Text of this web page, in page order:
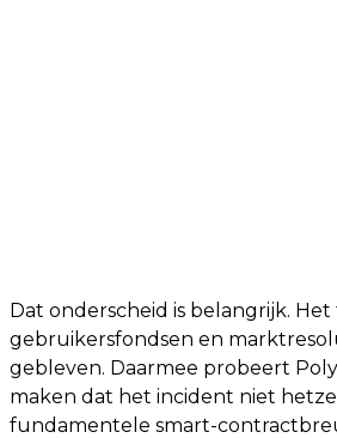
Dat onderscheid is belangrijk.
gebruikersfondsen en
gebleven. Daarmee probeert
maken dat het incident niet
fundamentele smart-